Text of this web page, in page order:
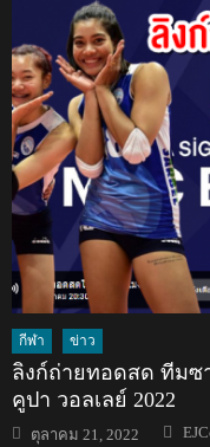
กีฬา ข่าว
ลิงก์ถ่ายทอดสด ทีมซ
คูปา วอลเลย์ 2022
Posted
ตุลาคม 21, 2022